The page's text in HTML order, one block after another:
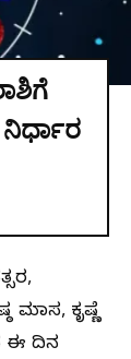
ಮಾಸ, ಕೃಷ್ಣೆ
ಈ ದಿನ